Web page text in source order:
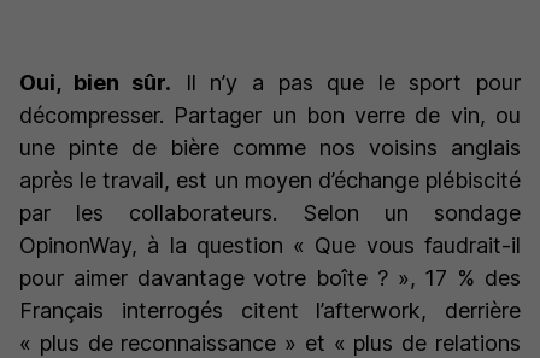
Oui, bien sûr. Il n’y a pas que le sport pour
décompresser. Partager un bon verre de vin, ou
une pinte de bière comme nos voisins anglais
après le travail, est un moyen d’échange plébiscité
par les collaborateurs. Selon un sondage
OpinonWay, à la question « Que vous faudrait-il
pour aimer davantage votre boîte ? », 17 % des
Français interrogés citent l’afterwork, derrière
« plus de reconnaissance » et « plus de relations